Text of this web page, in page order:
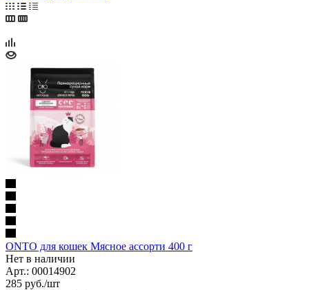
ONTO для кошек Мясное ассорти 400 г
Нет в наличии
Арт.: 00014902
285 руб./шт